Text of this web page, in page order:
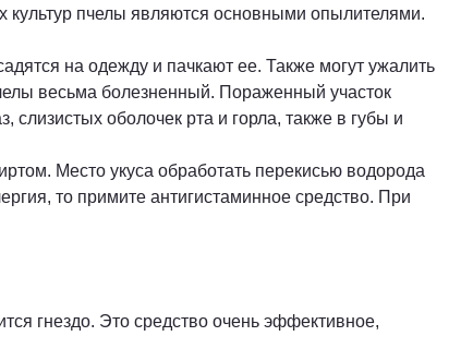
культур пчелы являются основными опылителями.
на одежду и пачкают ее. Также могут ужалить
весьма болезненный. Пораженный участок
слизистых оболочек рта и горла, также в губы и
Место укуса обработать перекисью водорода
то примите антигистаминное средство. При
гнездо. Это средство очень эффективное,